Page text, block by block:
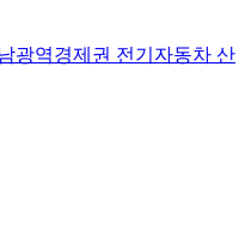
광역경제권 전기자동차 산